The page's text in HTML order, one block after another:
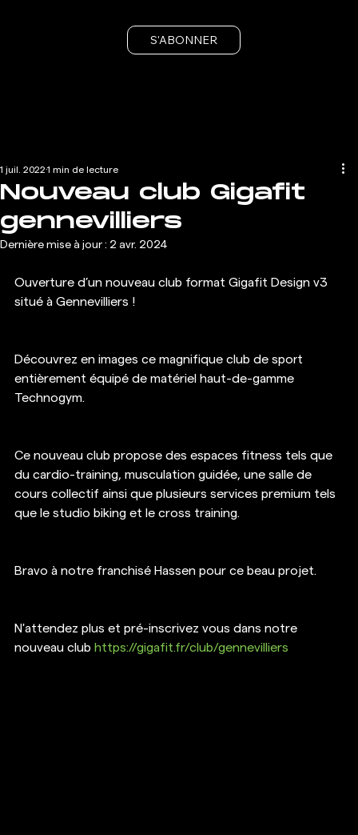
S'ABONNER
Nouveau club Gigafit
gennevilliers
1 juil. 2022 1 min de lecture
Dernière mise à jour : 2 avr. 2024
Ouverture d’un nouveau club format Gigafit Design v3
situé à Gennevilliers !
Découvrez en images ce magnifique club de sport
entièrement équipé de matériel haut-de-gamme
Technogym.
Ce nouveau club propose des espaces fitness tels que
du cardio-training, musculation guidée, une salle de
cours collectif ainsi que plusieurs services premium tels
que le studio biking et le cross training.
Bravo à notre franchisé Hassen pour ce beau projet.
N'attendez plus et pré-inscrivez vous dans notre
nouveau club https://gigafit.fr/club/gennevilliers